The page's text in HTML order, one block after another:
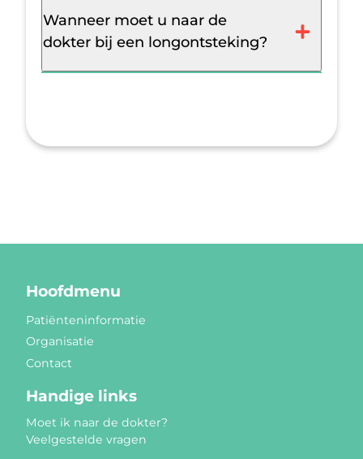
Wanneer moet u naar de
dokter bij een longontsteking?
Hoofdmenu
Patiënteninformatie
Organisatie
Contact
Handige links
Moet ik naar de dokter?
Veelgestelde vragen